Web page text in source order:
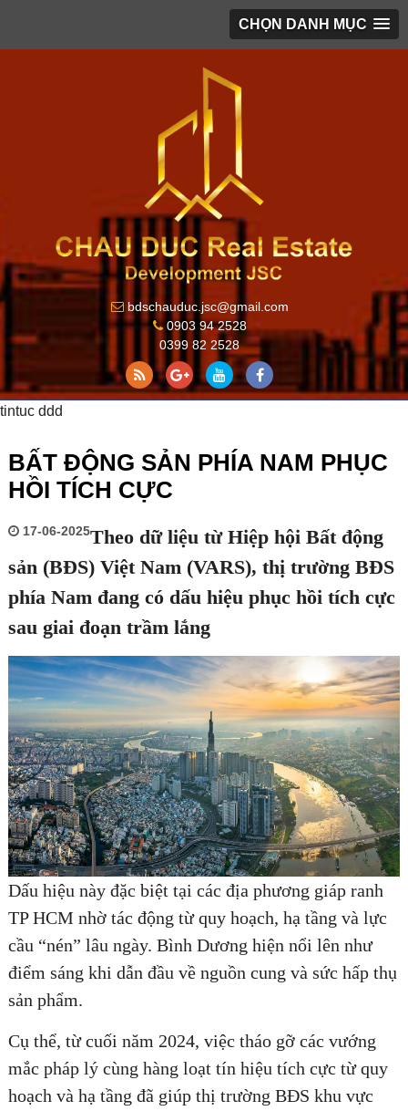
CHỌN DANH MỤC
bdschauduc.jsc@gmail.com
0903 94 2528
0399 82 2528
tintuc ddd
BẤT ĐỘNG SẢN PHÍA NAM PHỤC
HỒI TÍCH CỰC
17-06-2025Theo dữ liệu từ Hiệp hội Bất động
sản (BĐS) Việt Nam (VARS), thị trường BĐS
phía Nam đang có dấu hiệu phục hồi tích cực
sau giai đoạn trầm lắng
Dấu hiệu này đặc biệt tại các địa phương giáp ranh
TP HCM nhờ tác động từ quy hoạch, hạ tầng và lực
cầu “nén” lâu ngày. Bình Dương hiện nổi lên như
điểm sáng khi dẫn đầu về nguồn cung và sức hấp thụ
sản phẩm.
Cụ thể, từ cuối năm 2024, việc tháo gỡ các vướng
mắc pháp lý cùng hàng loạt tín hiệu tích cực từ quy
hoạch và hạ tầng đã giúp thị trường BĐS khu vực